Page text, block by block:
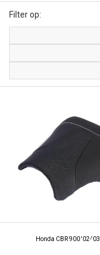
Filter op:
Honda CBR 900 '02-'03